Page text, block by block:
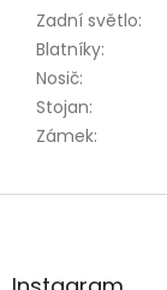
Zadní světlo:
Blatníky:
Nosič:
Stojan:
Zámek:
Z